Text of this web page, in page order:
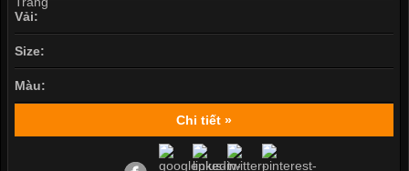
Vải:
Size:
Màu:
Chi tiết »